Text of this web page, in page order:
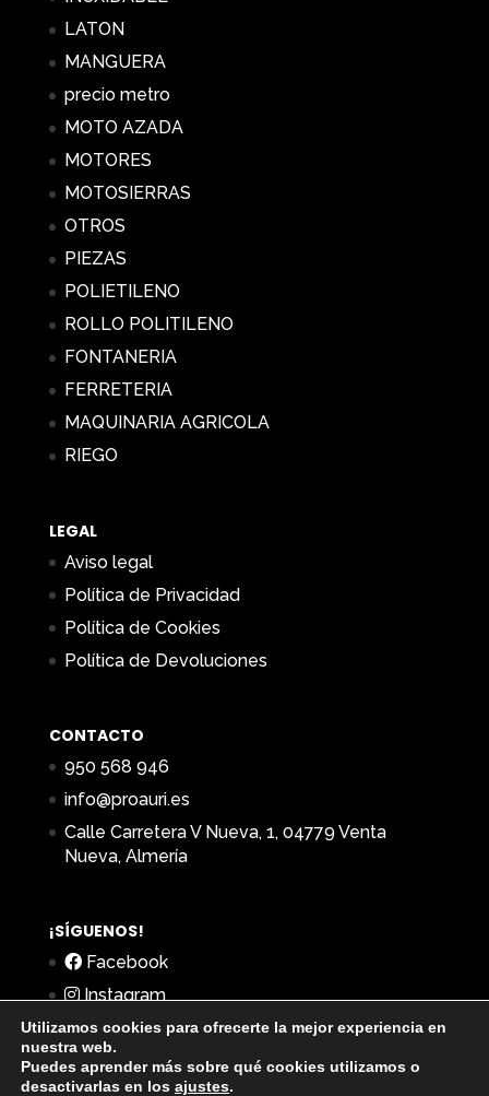
LATON
MANGUERA
precio metro
MOTO AZADA
MOTORES
MOTOSIERRAS
OTROS
PIEZAS
POLIETILENO
ROLLO POLITILENO
FONTANERIA
FERRETERIA
MAQUINARIA AGRICOLA
RIEGO
LEGAL
Aviso legal
Política de Privacidad
Política de Cookies
Política de Devoluciones
CONTACTO
950 568 946
info@proauri.es
Calle Carretera V Nueva, 1, 04779 Venta
Nueva, Almería
¡SÍGUENOS!
Facebook
Instagram
Utilizamos cookies para ofrecerte la mejor experiencia en
nuestra web.
Puedes aprender más sobre qué cookies utilizamos o
desactivarlas en los ajustes.